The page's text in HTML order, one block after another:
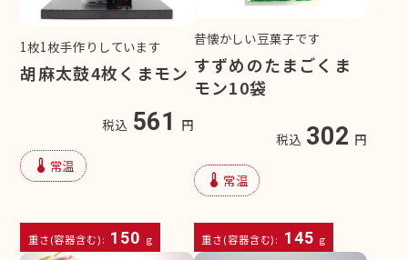
1枚1枚手作りしています
胡麻太鼓4枚くまモン
税込 561 円
device_thermostat 常温
重さ(容器含む): 150 g
昔懐かしい豆菓子です
すずめのたまごくま
モン10袋
税込 302 円
device_thermostat 常温
重さ(容器含む): 145 g